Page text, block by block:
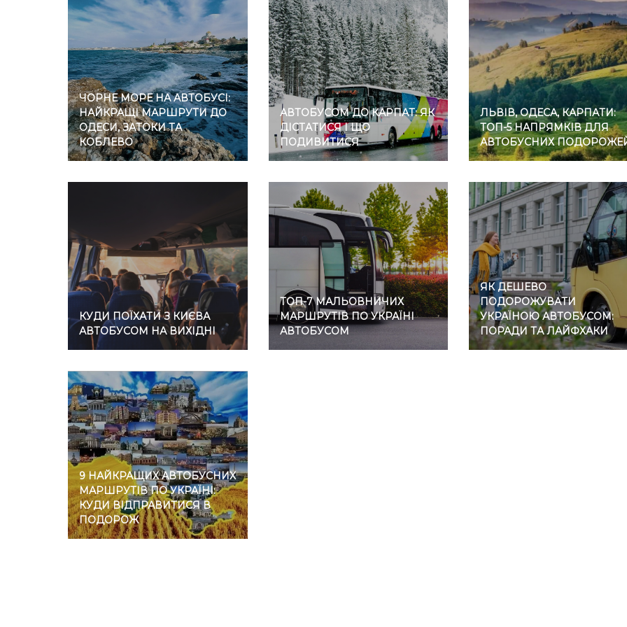
ЧОРНЕ МОРЕ НА АВТОБУСІ:
НАЙКРАЩІ МАРШРУТИ ДО
ОДЕСИ, ЗАТОКИ ТА
КОБЛЕВО
АВТОБУСОМ ДО КАРПАТ: ЯК
ДІСТАТИСЯ І ЩО
ПОДИВИТИСЯ
ЛЬВІВ, ОДЕСА, КАРПАТИ:
ТОП-5 НАПРЯМКІВ ДЛЯ
АВТОБУСНИХ
КУДИ ПОЇХАТИ З КИЄВА
АВТОБУСОМ НА ВИХІДНІ
ТОП-7 МАЛЬОВНИЧИХ
МАРШРУТІВ ПО УКРАЇНІ
АВТОБУСОМ
ЯК ДЕШЕВО
ПОДОРОЖУВАТИ
УКРАЇНОЮ АВТОБУСОМ:
ПОРАДИ ТА ЛАЙФХАКИ
9 НАЙКРАЩИХ АВТОБУСНИХ
МАРШРУТІВ ПО УКРАЇНІ:
КУДИ ВІДПРАВИТИСЯ В
ПОДОРОЖ